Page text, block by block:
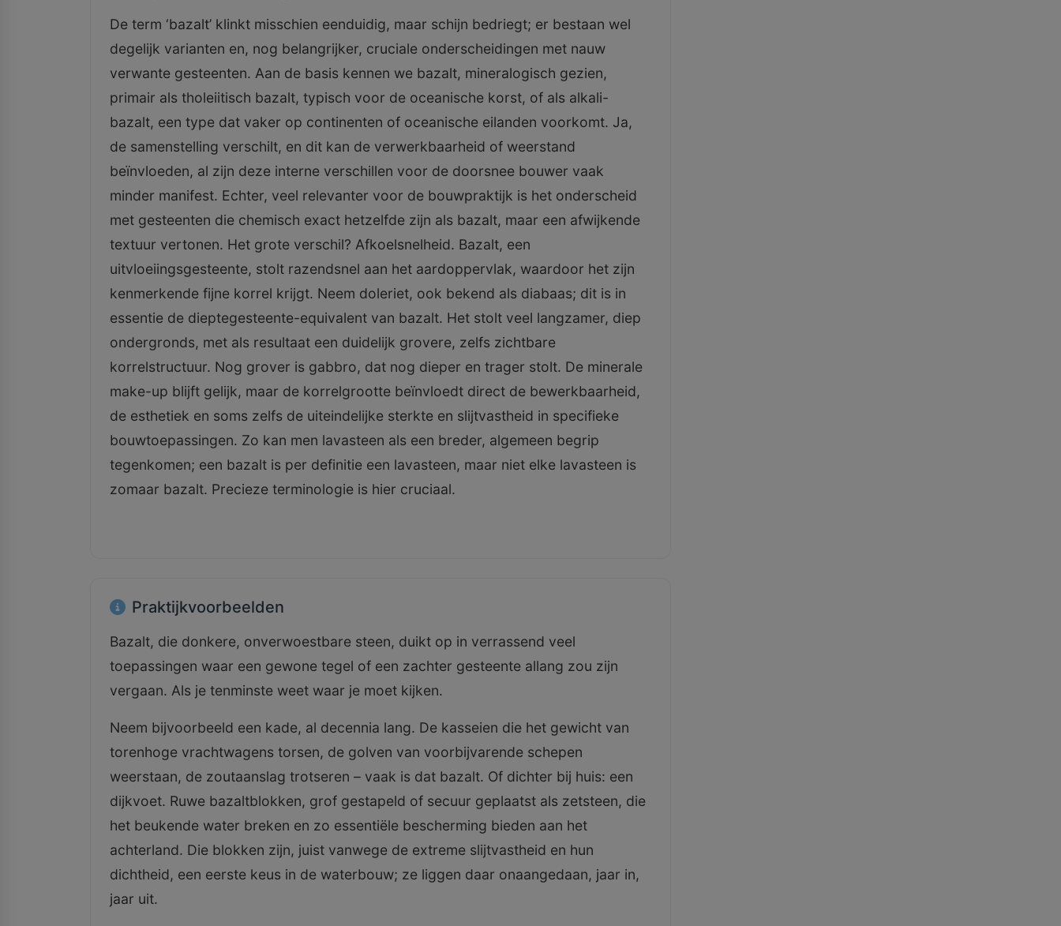
De term ‘bazalt’ klinkt misschien eenduidig, maar schijn bedriegt; er bestaan wel
degelijk varianten en, nog belangrijker, cruciale onderscheidingen met nauw
verwante gesteenten. Aan de basis kennen we bazalt, mineralogisch gezien,
primair als tholeiitisch bazalt, typisch voor de oceanische korst, of als alkali-
bazalt, een type dat vaker op continenten of oceanische eilanden voorkomt. Ja,
de samenstelling verschilt, en dit kan de verwerkbaarheid of weerstand
beïnvloeden, al zijn deze interne verschillen voor de doorsnee bouwer vaak
minder manifest. Echter, veel relevanter voor de bouwpraktijk is het onderscheid
met gesteenten die chemisch exact hetzelfde zijn als bazalt, maar een afwijkende
textuur vertonen. Het grote verschil? Afkoelsnelheid. Bazalt, een
uitvloeiingsgesteente, stolt razendsnel aan het aardoppervlak, waardoor het zijn
kenmerkende fijne korrel krijgt. Neem doleriet, ook bekend als diabaas; dit is in
essentie de dieptegesteente-equivalent van bazalt. Het stolt veel langzamer, diep
ondergronds, met als resultaat een duidelijk grovere, zelfs zichtbare
korrelstructuur. Nog grover is gabbro, dat nog dieper en trager stolt. De minerale
make-up blijft gelijk, maar de korrelgrootte beïnvloedt direct de bewerkbaarheid,
de esthetiek en soms zelfs de uiteindelijke sterkte en slijtvastheid in specifieke
bouwtoepassingen. Zo kan men lavasteen als een breder, algemeen begrip
tegenkomen; een bazalt is per definitie een lavasteen, maar niet elke lavasteen is
zomaar bazalt. Precieze terminologie is hier cruciaal.
Praktijkvoorbeelden
Bazalt, die donkere, onverwoestbare steen, duikt op in verrassend veel
toepassingen waar een gewone tegel of een zachter gesteente allang zou zijn
vergaan. Als je tenminste weet waar je moet kijken.
Neem bijvoorbeeld een kade, al decennia lang. De kasseien die het gewicht van
torenhoge vrachtwagens torsen, de golven van voorbijvarende schepen
weerstaan, de zoutaanslag trotseren – vaak is dat bazalt. Of dichter bij huis: een
dijkvoet. Ruwe bazaltblokken, grof gestapeld of secuur geplaatst als zetsteen, die
het beukende water breken en zo essentiële bescherming bieden aan het
achterland. Die blokken zijn, juist vanwege de extreme slijtvastheid en hun
dichtheid, een eerste keus in de waterbouw; ze liggen daar onaangedaan, jaar in,
jaar uit.